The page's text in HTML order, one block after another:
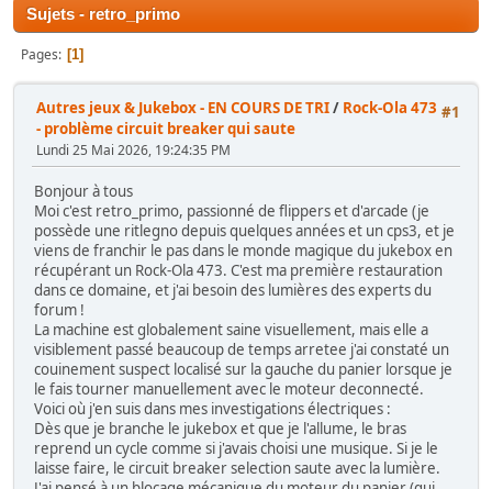
Sujets - retro_primo
Pages 1
#1
Autres jeux & Jukebox - EN COURS DE TRI/ Rock-Ola 473
- problème circuit breaker qui saute
Lundi 25 Mai 2026, 19:24:35 PM
Bonjour à tous
Moi c'est retro_primo, passionné de flippers et d'arcade (je
possède une ritlegno depuis quelques années et un cps3, et je
viens de franchir le pas dans le monde magique du jukebox en
récupérant un Rock-Ola 473. C'est ma première restauration
dans ce domaine, et j'ai besoin des lumières des experts du
forum !
La machine est globalement saine visuellement, mais elle a
visiblement passé beaucoup de temps arretee j'ai constaté un
couinement suspect localisé sur la gauche du panier lorsque je
le fais tourner manuellement avec le moteur deconnecté.
Voici où j'en suis dans mes investigations électriques :
Dès que je branche le jukebox et que je l'allume, le bras
reprend un cycle comme si j'avais choisi une musique. Si je le
laisse faire, le circuit breaker selection saute avec la lumière.